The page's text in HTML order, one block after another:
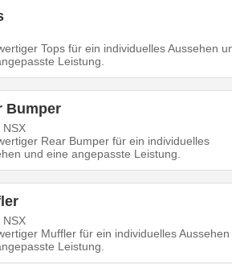
Tops für ein individuelles Aussehen
Leistung.
Bumper
NSX
Rear Bumper für ein individuelles
und eine angepasste Leistung.
NSX
Muffler für ein individuelles Aussehen
Leistung.